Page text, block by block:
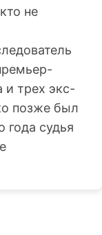
не
и трех экс-
позже был
года судья